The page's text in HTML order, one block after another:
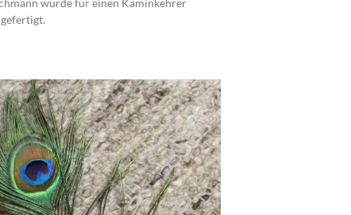
wurde für einen Kaminkehrer